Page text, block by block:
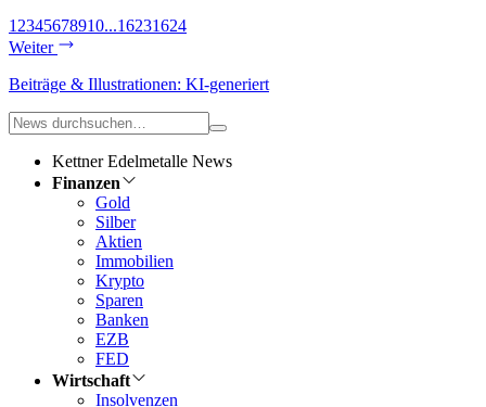
1 2345678910...16231624
Weiter
Beiträge & Illustrationen: KI-generiert
Kettner Edelmetalle News
Finanzen
Gold
Silber
Aktien
Immobilien
Krypto
Sparen
Banken
EZB
FED
Wirtschaft
Insolvenzen